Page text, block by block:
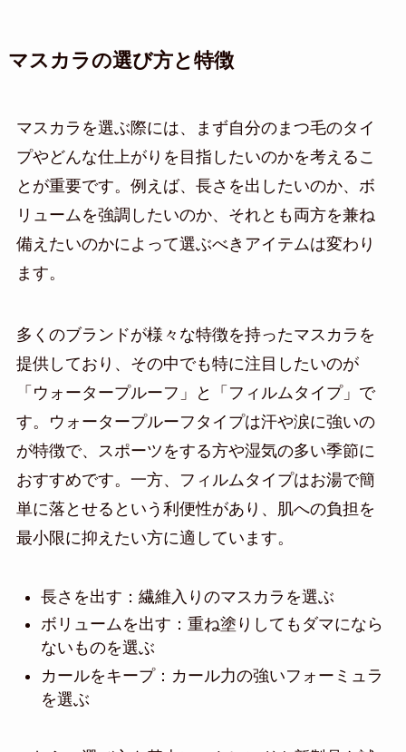
マスカラの選び方と特徴
マスカラを選ぶ際には、まず自分のまつ毛のタイ
プやどんな仕上がりを目指したいのかを考えるこ
とが重要です。例えば、長さを出したいのか、ボ
リュームを強調したいのか、それとも両方を兼ね
備えたいのかによって選ぶべきアイテムは変わり
ます。
多くのブランドが様々な特徴を持ったマスカラを
提供しており、その中でも特に注目したいのが
「ウォータープルーフ」と「フィルムタイプ」で
す。ウォータープルーフタイプは汗や涙に強いの
が特徴で、スポーツをする方や湿気の多い季節に
おすすめです。一方、フィルムタイプはお湯で簡
単に落とせるという利便性があり、肌への負担を
最小限に抑えたい方に適しています。
長さを出す：繊維入りのマスカラを選ぶ
ボリュームを出す：重ね塗りしてもダマになら
ないものを選ぶ
カールをキープ：カール力の強いフォーミュラ
を選ぶ